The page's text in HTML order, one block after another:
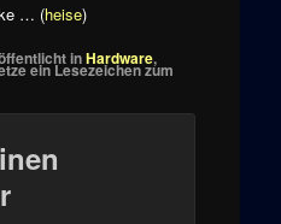
… (heise)
inHardware,
ein Lesezeichen zum